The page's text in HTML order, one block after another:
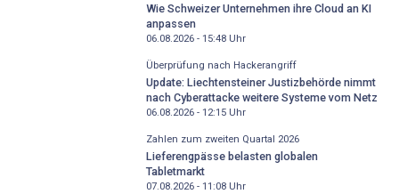
Wie Schweizer Unternehmen ihre Cloud an KI
anpassen
06.08.2026 - 15:48Uhr
Überprüfung nach Hackerangriff
Update: Liechtensteiner Justizbehörde nimmt
nach Cyberattacke weitere Systeme vom Netz
06.08.2026 - 12:15Uhr
Zahlen zum zweiten Quartal 2026
Lieferengpässe belasten globalen
Tabletmarkt
07.08.2026 - 11:08Uhr